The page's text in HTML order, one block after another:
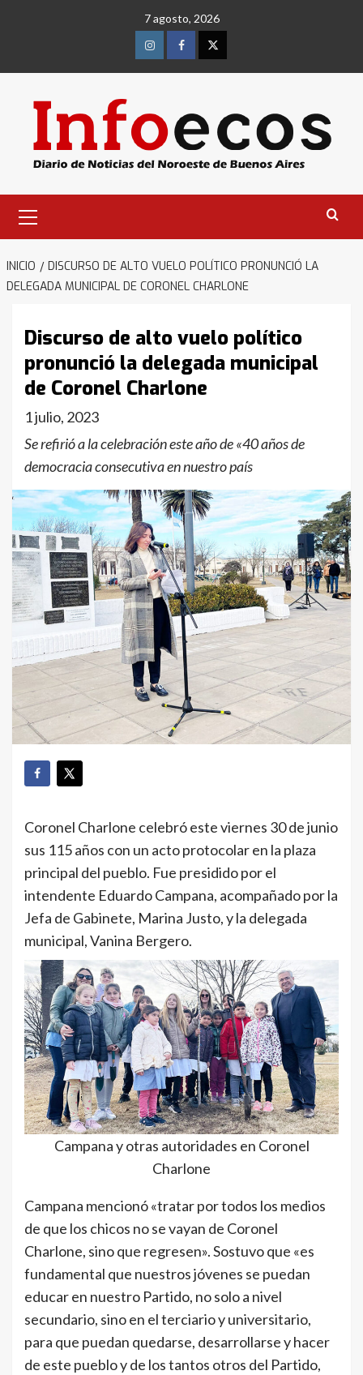
7 agosto, 2026
InstagramFacebookTwitter
primario
INICIO
DISCURSO DE ALTO VUELO POLÍTICO PRONUNCIÓ LA
DELEGADA MUNICIPAL DE CORONEL CHARLONE
Discurso de alto vuelo político
pronunció la delegada municipal
de Coronel Charlone
1 julio, 2023
Se refirió a la celebración este año de «40 años de
democracia consecutiva en nuestro país
Coronel Charlone celebró este viernes 30 de junio
sus 115 años con un acto protocolar en la plaza
principal del pueblo. Fue presidido por el
intendente Eduardo Campana, acompañado por la
Jefa de Gabinete, Marina Justo, y la delegada
municipal, Vanina Bergero.
Campana y otras autoridades en Coronel
Charlone
Campana mencionó «tratar por todos los medios
de que los chicos no se vayan de Coronel
Charlone, sino que regresen». Sostuvo que «es
fundamental que nuestros jóvenes se puedan
educar en nuestro Partido, no solo a nivel
secundario, sino en el terciario y universitario,
para que puedan quedarse, desarrollarse y hacer
de este pueblo y de los tantos otros del Partido,